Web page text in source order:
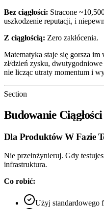
Bez ciągłości: Stracone
uszkodzenie reputacji, i
Z ciągłością: Zero zakłócenia.
Matematyka staje się gorsza
zł/dzień zysku,
nie licząc utraty momentum i
Section
Budowanie
Dla Produktów W Fazie
Nie przeinżynieruj. Gdy
infrastruktura.
Co robić:
Użyj standardowego